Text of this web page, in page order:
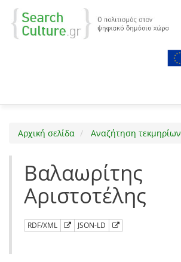
Αρχική σελίδα Αναζήτηση τεκμηρίων
Βαλαωρίτης
Αριστοτέλης
RDF/XML JSON-LD